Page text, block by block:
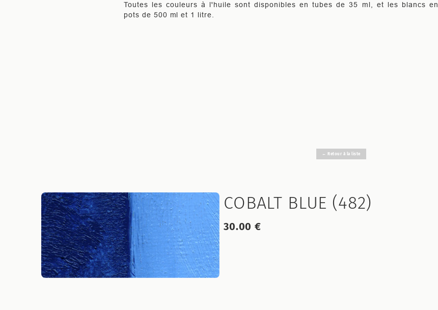
Toutes les couleurs à l'huile sont disponibles en tubes de 35 ml, et les blancs en
pots de 500 ml et 1 litre.
← Retour à la liste
COBALT BLUE (482)
30.00 €